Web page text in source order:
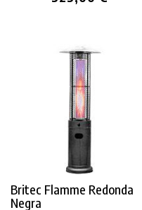
Britec Flamme Redonda
Negra